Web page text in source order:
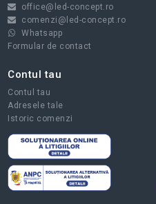
office@led-concept.ro
comenzi@led-concept.ro
Whatsapp
Formular de contact
Contul tau
Contul tau
Adresele tale
Istoric comenzi